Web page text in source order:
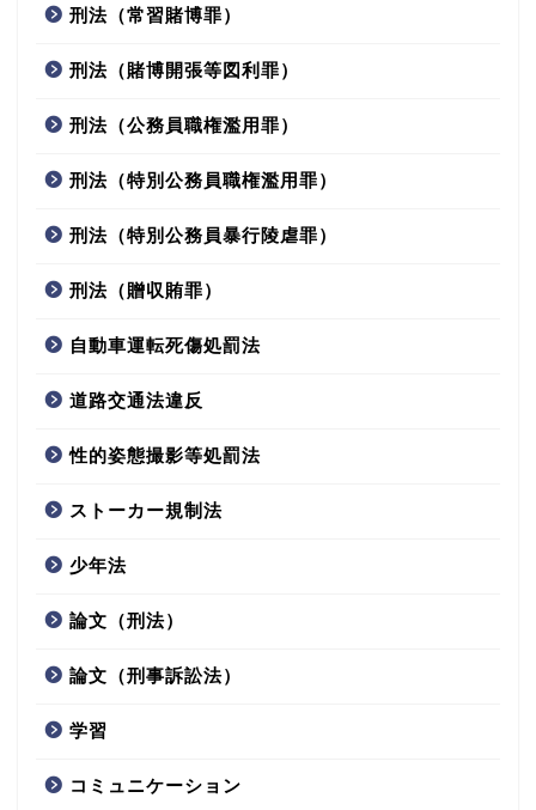
刑法（常習賭博罪）
刑法（賭博開張等図利罪）
刑法（公務員職権濫用罪）
刑法（特別公務員職権濫用罪）
刑法（特別公務員暴行陵虐罪）
刑法（贈収賄罪）
自動車運転死傷処罰法
道路交通法違反
性的姿態撮影等処罰法
ストーカー規制法
少年法
論文（刑法）
論文（刑事訴訟法）
学習
コミュニケーション